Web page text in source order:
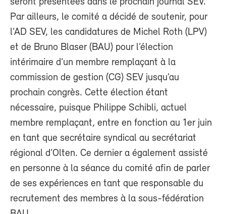
Par ailleurs, le comité a décidé de soutenir, pour
l’AD SEV, les candidatures de Michel Roth (LPV)
et de Bruno Blaser (BAU) pour l’élection
intérimaire d’un membre remplaçant à la
commission de gestion (CG) SEV jusqu’au
prochain congrès. Cette élection étant
nécessaire, puisque Philippe Schibli, actuel
membre remplaçant, entre en fonction au 1er juin
en tant que secrétaire syndical au secrétariat
régional d’Olten. Ce dernier a également assisté
en personne à la séance du comité afin de parler
de ses expériences en tant que responsable du
recrutement des membres à la sous-fédération